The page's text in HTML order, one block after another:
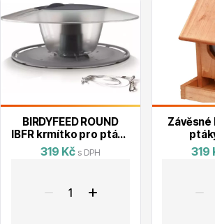
BIRDYFEED ROUND
IBFR krmítko pro ptáky
29,4 cm antracitové
barvy
319 Kč s DPH 319